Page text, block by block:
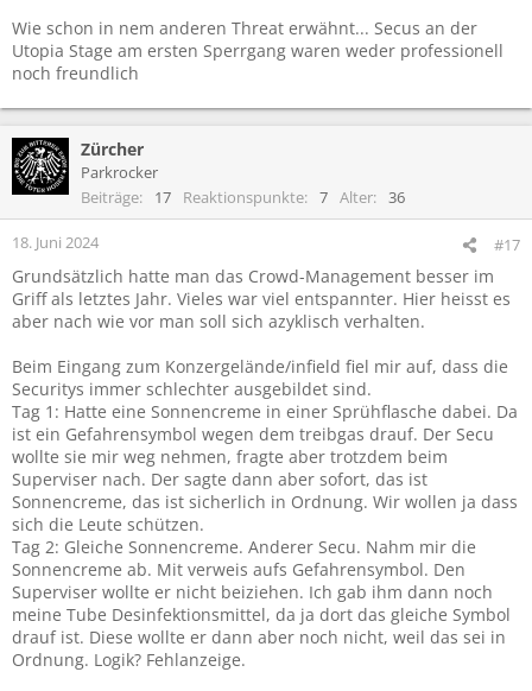
Wie schon in nem anderen Threat erwähnt... Secus an der
Utopia Stage am ersten Sperrgang waren weder professionell
noch freundlich
Zürcher
Parkrocker
Beiträge
17 Reaktionspunkte 7 Alter 36
18. Juni 2024 #17
Grundsätzlich hatte man das Crowd-Management besser im
Griff als letztes Jahr. Vieles war viel entspannter. Hier heisst es
aber nach wie vor man soll sich azyklisch verhalten.
Beim Eingang zum Konzergelände/infield fiel mir auf, dass die
Securitys immer schlechter ausgebildet sind.
Tag 1: Hatte eine Sonnencreme in einer Sprühflasche dabei. Da
ist ein Gefahrensymbol wegen dem treibgas drauf. Der Secu
wollte sie mir weg nehmen, fragte aber trotzdem beim
Superviser nach. Der sagte dann aber sofort, das ist
Sonnencreme, das ist sicherlich in Ordnung. Wir wollen ja dass
sich die Leute schützen.
Tag 2: Gleiche Sonnencreme. Anderer Secu. Nahm mir die
Sonnencreme ab. Mit verweis aufs Gefahrensymbol. Den
Superviser wollte er nicht beiziehen. Ich gab ihm dann noch
meine Tube Desinfektionsmittel, da ja dort das gleiche Symbol
drauf ist. Diese wollte er dann aber noch nicht, weil das sei in
Ordnung. Logik? Fehlanzeige.